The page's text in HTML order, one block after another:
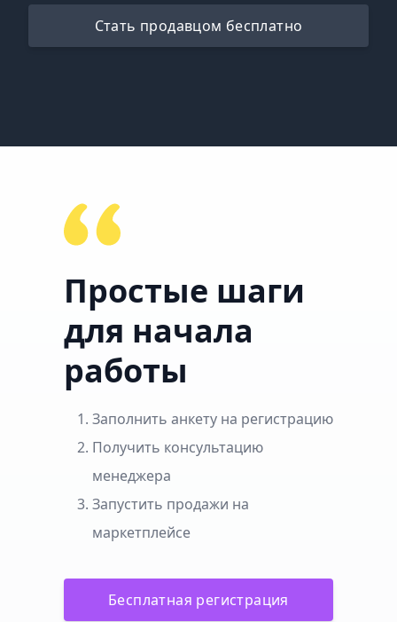
Стать продавцом бесплатно
Простые шаги
для начала
работы
Заполнить анкету на регистрацию
Получить консультацию
менеджера
Запустить продажи на
маркетплейсе
Бесплатная регистрация